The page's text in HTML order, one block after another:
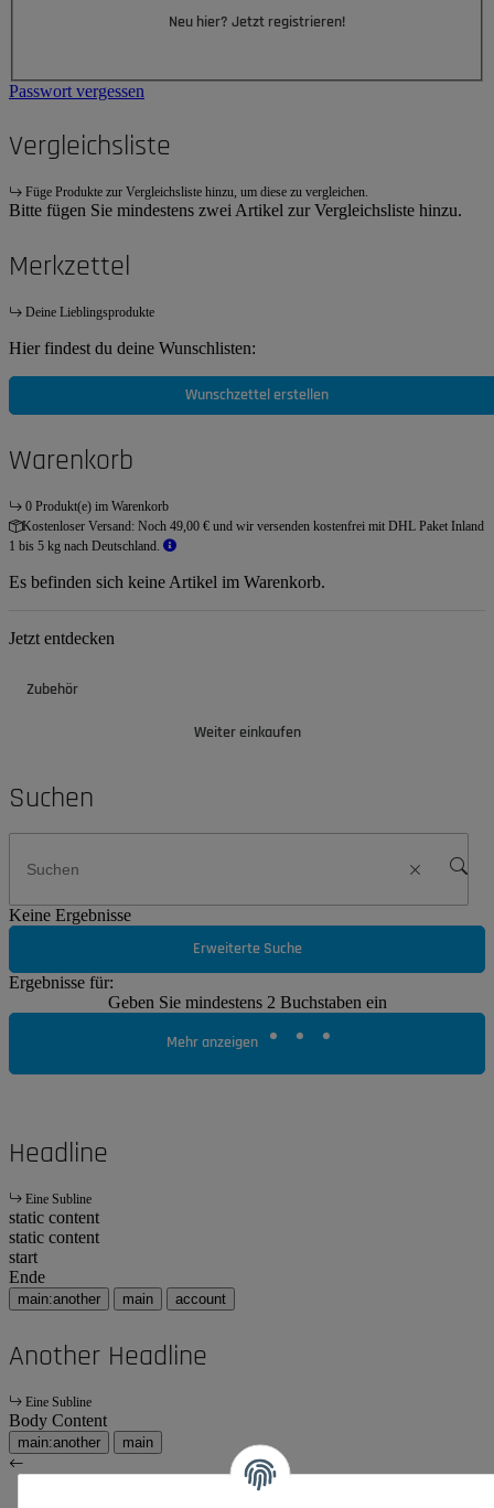
Neu hier? Jetzt registrieren!
Passwort vergessen
Vergleichsliste
Füge Produkte zur Vergleichsliste hinzu, um diese zu vergleichen.
Bitte fügen Sie mindestens zwei Artikel zur Vergleichsliste hinzu.
Merkzettel
Deine Lieblingsprodukte
Hier findest du deine Wunschlisten:
Wunschzettel erstellen
Warenkorb
0 Produkt(e) im Warenkorb
Kostenloser Versand: Noch 49,00 € und wir versenden kostenfrei mit DHL Paket Inland
1 bis 5 kg nach Deutschland.
Es befinden sich keine Artikel im Warenkorb.
Jetzt entdecken
Zubehör
Weiter einkaufen
Suchen
Keine Ergebnisse
Erweiterte Suche
Ergebnisse für:
Geben Sie mindestens 2 Buchstaben ein
Mehr anzeigen
Headline
Eine Subline
static content
static content
start
Ende
main:another main account
Another Headline
Eine Subline
Body Content
main:another main